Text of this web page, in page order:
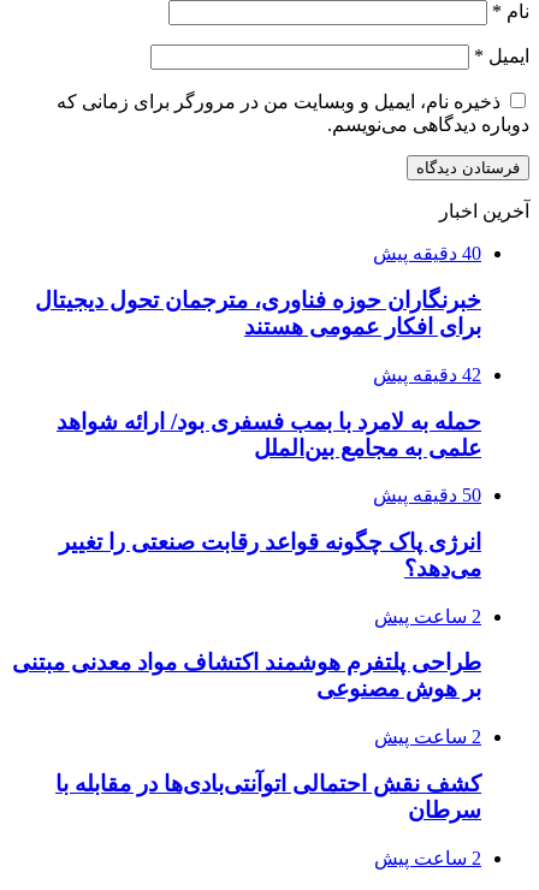
نام *
ایمیل *
ذخیره نام، ایمیل و وبسایت من در مرورگر برای زمانی که
دوباره دیدگاهی می‌نویسم.
آخرین اخبار
40 دقیقه پیش
خبرنگاران حوزه فناوری، مترجمان تحول دیجیتال
برای افکار عمومی هستند
42 دقیقه پیش
حمله به لامرد با بمب فسفری بود/ ارائه شواهد
علمی به مجامع بین‌الملل
50 دقیقه پیش
انرژی پاک چگونه قواعد رقابت صنعتی را تغییر
می‌دهد؟
2 ساعت پیش
طراحی پلتفرم هوشمند اکتشاف مواد معدنی مبتنی
بر هوش مصنوعی
2 ساعت پیش
کشف نقش احتمالی اتوآنتی‌بادی‌ها در مقابله با
سرطان
2 ساعت پیش